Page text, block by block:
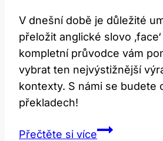
V dnešní době je důležité
přeložit anglické slovo
kompletní průvodce vám
vybrat ten nejvýstižnější
kontexty. S námi se budete
překladech!
Přečtěte si víceJak